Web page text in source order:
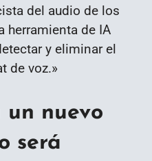
del audio de los
herramienta de IA
y eliminar el
de voz.»
nuevo
será